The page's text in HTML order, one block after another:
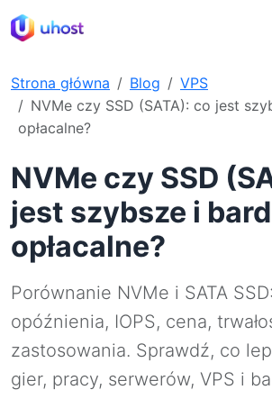
Strona główna Blog
VPS
NVMe czy SSD (SATA): co jest
opłacalne?
NVMe czy SSD
jest szybsze i
opłacalne?
Porównanie NVMe i SATA
opóźnienia, IOPS, cena,
zastosowania. Sprawdź, co
gier, pracy, serwerów, VPS i